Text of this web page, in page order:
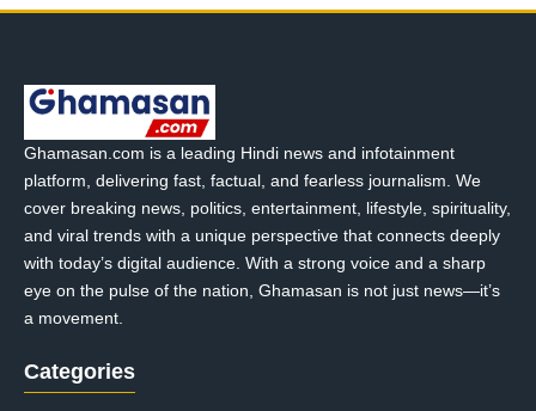
Ghamasan.com is a leading Hindi news and infotainment
platform, delivering fast, factual, and fearless journalism. We
cover breaking news, politics, entertainment, lifestyle, spirituality,
and viral trends with a unique perspective that connects deeply
with today’s digital audience. With a strong voice and a sharp
eye on the pulse of the nation, Ghamasan is not just news—it’s
a movement.
Categories